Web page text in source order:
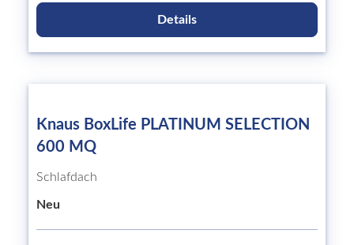
Details
Knaus BoxLife PLATINUM SELECTION
600 MQ
Schlafdach
Neu